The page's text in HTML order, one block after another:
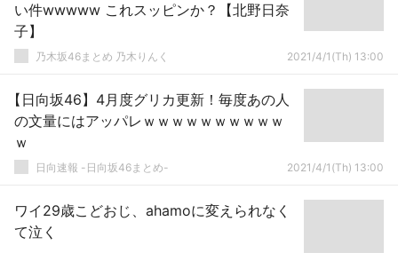
い件wwwww これスッピンか？【北野日奈
子】
乃木坂46まとめ 乃木りんく 2021/4/1(Th) 13:00
【日向坂46】4月度グリカ更新！毎度あの人
の文量にはアッパレｗｗｗｗｗｗｗｗｗｗ
ｗ
日向速報 -日向坂46まとめ- 2021/4/1(Th) 13:00
ワイ29歳こどおじ、ahamoに変えられなく
て泣く